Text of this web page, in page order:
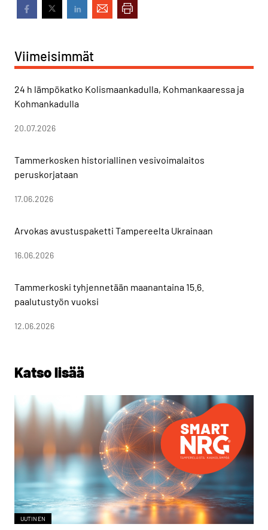
Viimeisimmät
24 h lämpökatko Kolismaankadulla, Kohmankaaressa ja
Kohmankadulla
20.07.2026
Tammerkosken historiallinen vesivoimalaitos
peruskorjataan
17.06.2026
Arvokas avustuspaketti Tampereelta Ukrainaan
16.06.2026
Tammerkoski tyhjennetään maanantaina 15.6.
paalutustyön vuoksi
12.06.2026
Katso lisää
UUTINEN